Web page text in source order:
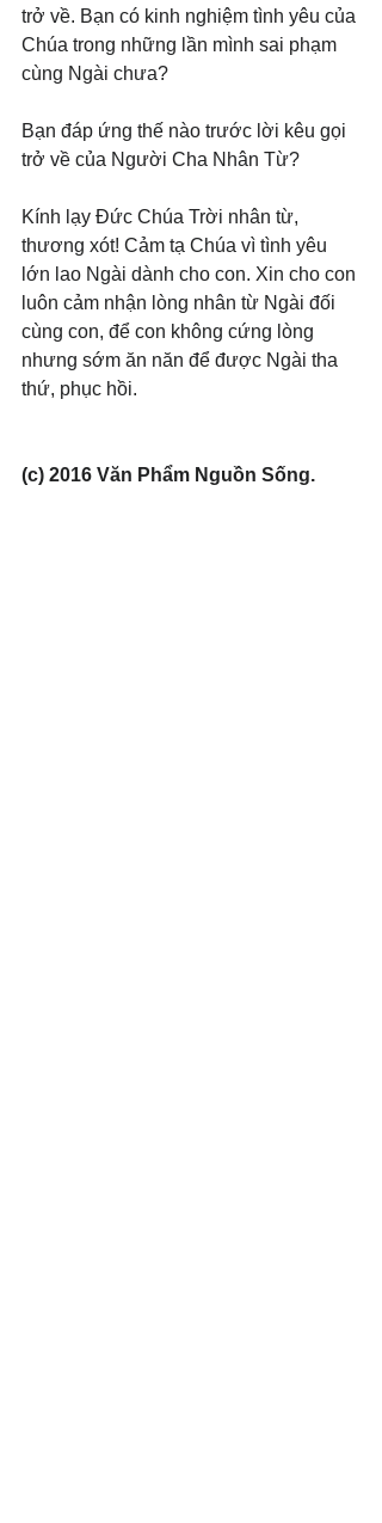
trở về. Bạn có kinh nghiệm tình yêu của
Chúa trong những lần mình sai phạm
cùng Ngài chưa?
Bạn đáp ứng thế nào trước lời kêu gọi
trở về của Người Cha Nhân Từ?
Kính lạy Đức Chúa Trời nhân từ,
thương xót! Cảm tạ Chúa vì tình yêu
lớn lao Ngài dành cho con. Xin cho con
luôn cảm nhận lòng nhân từ Ngài đối
cùng con, để con không cứng lòng
nhưng sớm ăn năn để được Ngài tha
thứ, phục hồi.
(c) 2016 Văn Phẩm Nguồn Sống.